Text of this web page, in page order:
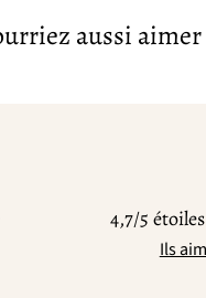
aussi aimer
4,7/5
Ils